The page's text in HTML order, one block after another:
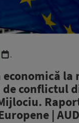
.
economică la
conflictul
|